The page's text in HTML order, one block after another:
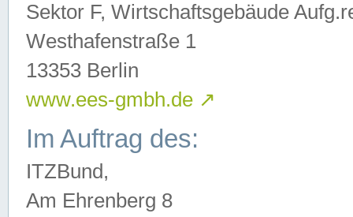
Sektor F, Wirtschaftsgebäude
Westhafenstraße 1
13353 Berlin
www.ees-gmbh.de ↗
Im Auftrag des:
ITZBund,
Am Ehrenberg 8